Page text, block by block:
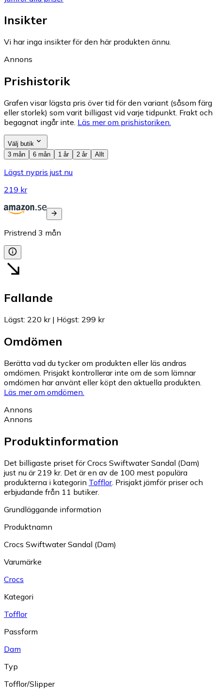
Insikter
Vi har inga insikter för den här produkten ännu.
Annons
Prishistorik
Grafen visar lägsta pris över tid för den variant (såsom färg
eller storlek) som varit billigast vid varje tidpunkt. Frakt och
begagnat ingår inte. Läs mer om prishistoriken.
Välj butik
3 mån
6 mån 1 år 2 år Allt
Lägst nypris just nu
219 kr
Pristrend 3 mån
Fallande
Lägst: 220 kr| Högst: 299 kr
Omdömen
Berätta vad du tycker om produkten eller läs andras
omdömen. Prisjakt kontrollerar inte om de som lämnar
omdömen har använt eller köpt den aktuella produkten.
Läs mer om omdömen.
Annons
Annons
Produktinformation
Det billigaste priset för Crocs Swiftwater Sandal (Dam)
just nu är 219 kr. Det är en av de 100 mest populära
produkterna i kategorin Tofflor. Prisjakt jämför priser och
erbjudande från 11 butiker.
Grundläggande information
Produktnamn
Crocs Swiftwater Sandal (Dam)
Varumärke
Crocs
Kategori
Tofflor
Passform
Dam
Typ
Tofflor/Slipper